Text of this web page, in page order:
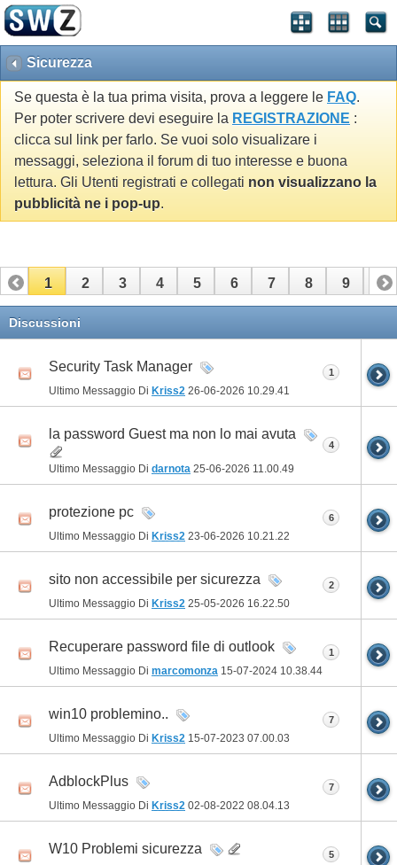
Sicurezza
Se questa è la tua prima visita, prova a leggere le FAQ.
Per poter scrivere devi eseguire la REGISTRAZIONE :
clicca sul link per farlo. Se vuoi solo visualizare i
messaggi, seleziona il forum di tuo interesse e buona
lettura. Gli Utenti registrati e collegati non visualizzano la
pubblicità ne i pop-up.
1 2 3 4 5 6 7 8 9 10
11 12
Discussioni
Security Task Manager
Ultimo Messaggio Di Kriss2 26-06-2026 10.29.41
1
la password Guest ma non lo mai avuta
Ultimo Messaggio Di darnota 25-06-2026 11.00.49
4
protezione pc
Ultimo Messaggio Di Kriss2 23-06-2026 10.21.22
6
sito non accessibile per sicurezza
Ultimo Messaggio Di Kriss2 25-05-2026 16.22.50
2
Recuperare password file di outlook
Ultimo Messaggio Di marcomonza 15-07-2024 10.38.44
1
win10 problemino..
Ultimo Messaggio Di Kriss2 15-07-2023 07.00.03
7
AdblockPlus
Ultimo Messaggio Di Kriss2 02-08-2022 08.04.13
7
W10 Problemi sicurezza 5